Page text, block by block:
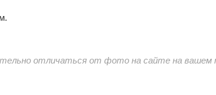
отличаться от фото на сайте на вашем